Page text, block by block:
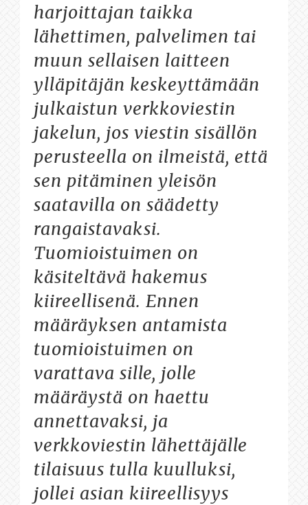
harjoittajan taikka
lähettimen, palvelimen tai
muun sellaisen laitteen
ylläpitäjän keskeyttämään
julkaistun verkkoviestin
jakelun, jos viestin sisällön
perusteella on ilmeistä, että
sen pitäminen yleisön
saatavilla on säädetty
rangaistavaksi.
Tuomioistuimen on
käsiteltävä hakemus
kiireellisenä. Ennen
määräyksen antamista
tuomioistuimen on
varattava sille, jolle
määräystä on haettu
annettavaksi, ja
verkkoviestin lähettäjälle
tilaisuus tulla kuulluksi,
jollei asian kiireellisyys